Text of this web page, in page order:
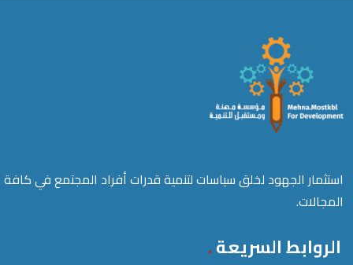
استثمار الجهود لخلق سياسات لتنمية قدرات أفراد المجتمع في كافة
المجالات.
الروابط السريعة